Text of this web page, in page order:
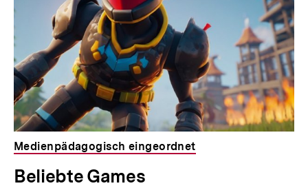
Medienpädagogisch eingeordnet
Beliebte Games